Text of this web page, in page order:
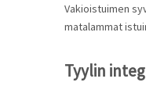
Vakioistuimen
matalammat
Tyylin